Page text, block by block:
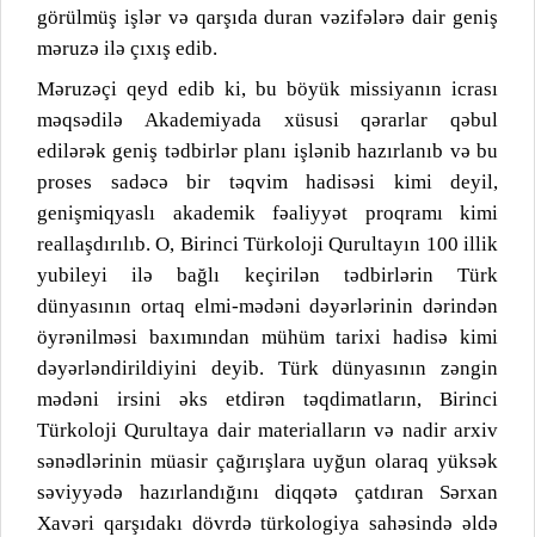
görülmüş işlər və qarşıda duran vəzifələrə dair geniş
məruzə ilə çıxış edib.
Məruzəçi qeyd edib ki, bu böyük missiyanın icrası
məqsədilə Akademiyada xüsusi qərarlar qəbul
edilərək geniş tədbirlər planı işlənib hazırlanıb və bu
proses sadəcə bir təqvim hadisəsi kimi deyil,
genişmiqyaslı akademik fəaliyyət proqramı kimi
reallaşdırılıb. O, Birinci Türkoloji Qurultayın 100 illik
yubileyi ilə bağlı keçirilən tədbirlərin Türk
dünyasının ortaq elmi-mədəni dəyərlərinin dərindən
öyrənilməsi baxımından mühüm tarixi hadisə kimi
dəyərləndirildiyini deyib. Türk dünyasının zəngin
mədəni irsini əks etdirən təqdimatların, Birinci
Türkoloji Qurultaya dair materialların və nadir arxiv
sənədlərinin müasir çağırışlara uyğun olaraq yüksək
səviyyədə hazırlandığını diqqətə çatdıran Sərxan
Xavəri qarşıdakı dövrdə türkologiya sahəsində əldə